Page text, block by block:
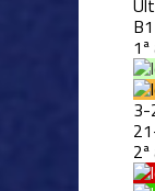
3-
21